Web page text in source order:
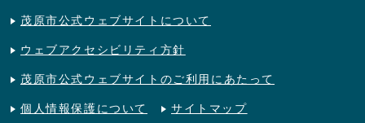
茂原市公式ウェブサイトについて
ウェブアクセシビリティ方針
茂原市公式ウェブサイトのご利用にあたって
個人情報保護について サイトマップ